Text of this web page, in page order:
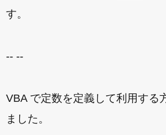
す。
-- --
VBA で定数を定義して利用する
ました。